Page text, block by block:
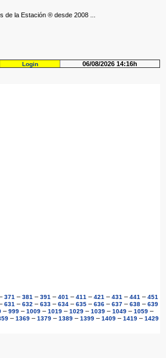
la Estación ® desde 2008 ...
Login 06/08/2026 14:16h
371 – 381 – 391 – 401 – 411 – 421 – 431 – 441 – 451
631 – 632 – 633– 634– 635– 636– 637– 638– 639
– 999 – 1009 – 1019 – 1029 – 1039 – 1049 – 1059 –
– 1369 – 1379 – 1389 – 1399 – 1409 – 1419 – 1429